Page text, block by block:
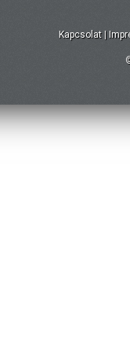
Kapcsolat |